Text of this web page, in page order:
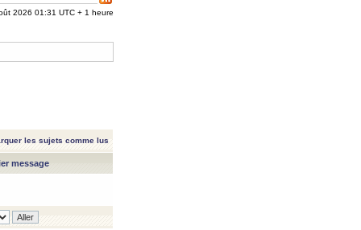
2026 01:31 UTC + 1 heure
les sujets comme lus
message